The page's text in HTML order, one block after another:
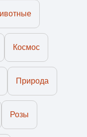
Космос
Природа
Розы